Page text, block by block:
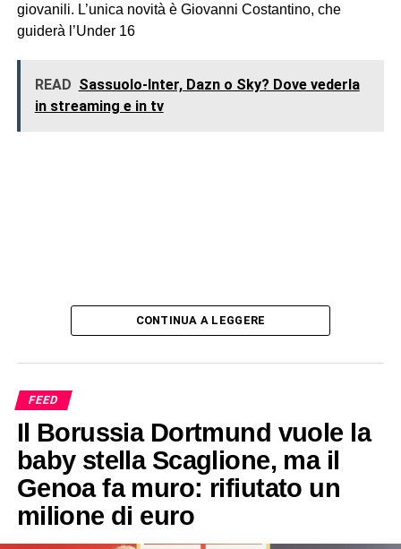
giovanili. L’unica novità è Giovanni Costantino, che
guiderà l’Under 16
READ Sassuolo-Inter, Dazn o Sky? Dove vederla
in streaming e in tv
CONTINUA A LEGGERE
FEED
Il Borussia Dortmund vuole la
baby stella Scaglione, ma il
Genoa fa muro: rifiutato un
milione di euro